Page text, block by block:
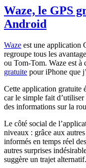
Waze, le GPS
Android
Waze est une application
regroupe tous les
ou Tom-Tom. Waze est à
gratuite pour iPhone que
Cette application gratuite
car le simple fait
des informations sur la
Le côté social de
niveaux : grâce aux
informés en temps réel
autres surprises
suggère un trajet alternatif.